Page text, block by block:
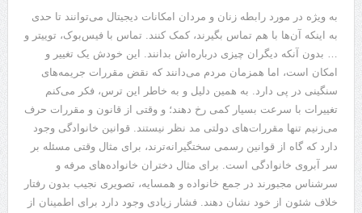
به ویژه در مورد رابطه زنان و مردان امکانات دیجیتال می‌توانند تا حدی
به اینکه آن‌ها با هم تماس بگیرند، کمک کنند. تماس با فیس‌بوک، توییتر و
… بدون آنکه دیگران چیزی درباره‌اش بدانند. این خودش یک تغییر و
امکان است، اما همزمان مردم می‌دانند که نقض مقررات جریمه‌های
سنگینی در پی دارد. به همین دلیل و به خاطر این ترس، فکر می‌کنم
تغییرات با سرعت بسیار کمی رخ دهند؛ و وقتی از قانون و مقررات حرف
می‌زنیم تنها مقررات‌های دولتی مد نظر نیستند. قوانین خانوادگی وجود
دارد که گاه از قوانین رسمی سختگیرانه‌ترند، برای مثال وقتی مسئله بر
سر آبروی خانوادگی است. برای مثال دختران خانواده‌های مرفه و
سرشناس مجبورند در جمع خانواده و همسایه، تصویری نجیب بدون رفتار
خلاف شئون از خود نشان دهند. فشار زیادی وجود دارد برای اطمینان از